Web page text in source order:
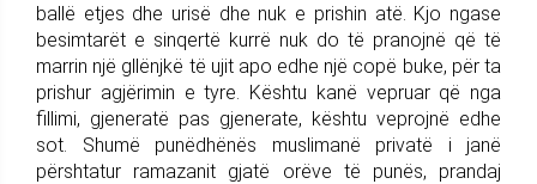
ballë etjes dhe urisë dhe nuk e prishin atë. Kjo ngase
besimtarët e sinqertë kurrë nuk do të pranojnë që të
marrin një gllënjkë të ujit apo edhe një copë buke, për ta
prishur agjërimin e tyre. Kështu kanë vepruar që nga
fillimi, gjeneratë pas gjenerate, kështu veprojnë edhe
sot. Shumë punëdhënës muslimanë privatë i janë
përshtatur ramazanit gjatë orëve të punës, prandaj